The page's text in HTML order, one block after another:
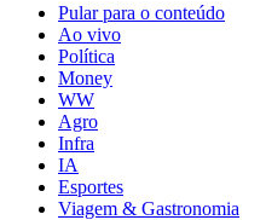
Pular para o conteúdo
Ao vivo
Política
Money
WW
Agro
Infra
IA
Esportes
Viagem & Gastronomia